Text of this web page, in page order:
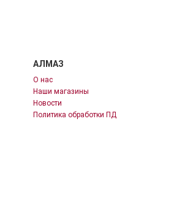
АЛМАЗ
О нас
Наши магазины
Новости
Политика обработки ПД